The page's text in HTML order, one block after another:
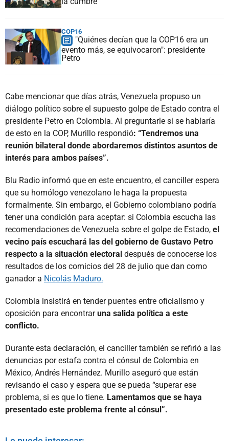
COP16
"Quiénes decían que la COP16 era un
evento más, se equivocaron": presidente
Petro
Cabe mencionar que días atrás, Venezuela propuso un
diálogo político sobre el supuesto golpe de Estado contra el
presidente Petro en Colombia. Al preguntarle si se hablaría
de esto en la COP, Murillo respondió: “Tendremos una
reunión bilateral donde abordaremos distintos asuntos de
interés para ambos países”.
Blu Radio informó que en este encuentro, el canciller espera
que su homólogo venezolano le haga la propuesta
formalmente. Sin embargo, el Gobierno colombiano podría
tener una condición para aceptar: si Colombia escucha las
recomendaciones de Venezuela sobre el golpe de Estado, el
vecino país escuchará las del gobierno de Gustavo Petro
respecto a la situación electoral después de conocerse los
resultados de los comicios del 28 de julio que dan como
ganador a Nicolás Maduro.
Colombia insistirá en tender puentes entre oficialismo y
oposición para encontraruna salida política a este
conflicto.
Durante esta declaración, el canciller también se refirió a las
denuncias por estafa contra el cónsul de Colombia en
México, Andrés Hernández. Murillo aseguró que están
revisando el caso y espera que se pueda “superar ese
problema, si es que lo tiene. Lamentamos que se haya
presentado este problema frente al cónsul”.